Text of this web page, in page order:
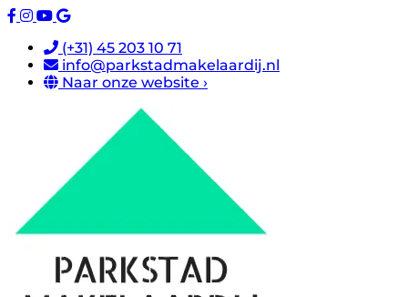
(+31) 45 203 10 71
info@parkstadmakelaardij.nl
Naar onze website ›